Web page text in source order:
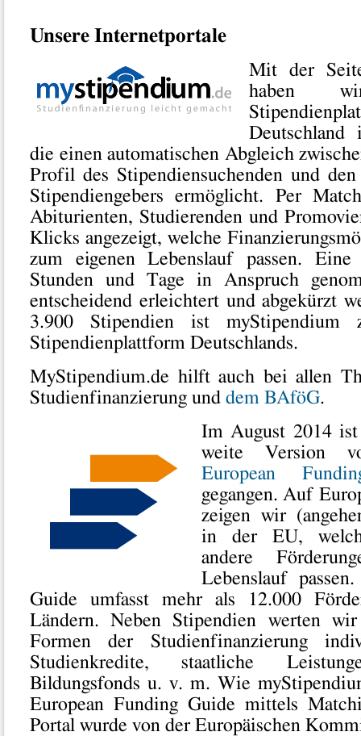
Unsere Internetportale
Mit der
haben
Deutschland
die einen automatischen Abgleich
Profil des Stipendiensuchenden und
Stipendiengebers ermöglicht. Per
Abiturienten, Studierenden und
Klicks angezeigt, welche
zum eigenen Lebenslauf passen.
Stunden und Tage in Anspruch
entscheidend erleichtert und abgekürzt
3.900 Stipendien ist myStipendium
Stipendienplattform Deutschlands.
MyStipendium.de hilft auch bei allen
Studienfinanzierung und dem BAföG.
Im August 2014
weite Version
European
gegangen. Auf
zeigen wir
in der EU,
andere
Lebenslauf
Guide umfasst mehr als 12.000
Ländern. Neben Stipendien werten
Formen der Studienfinanzierung
Studienkredite, staatliche
Bildungsfonds u. v. m. Wie
European Funding Guide mittels
Portal wurde von der Europäischen